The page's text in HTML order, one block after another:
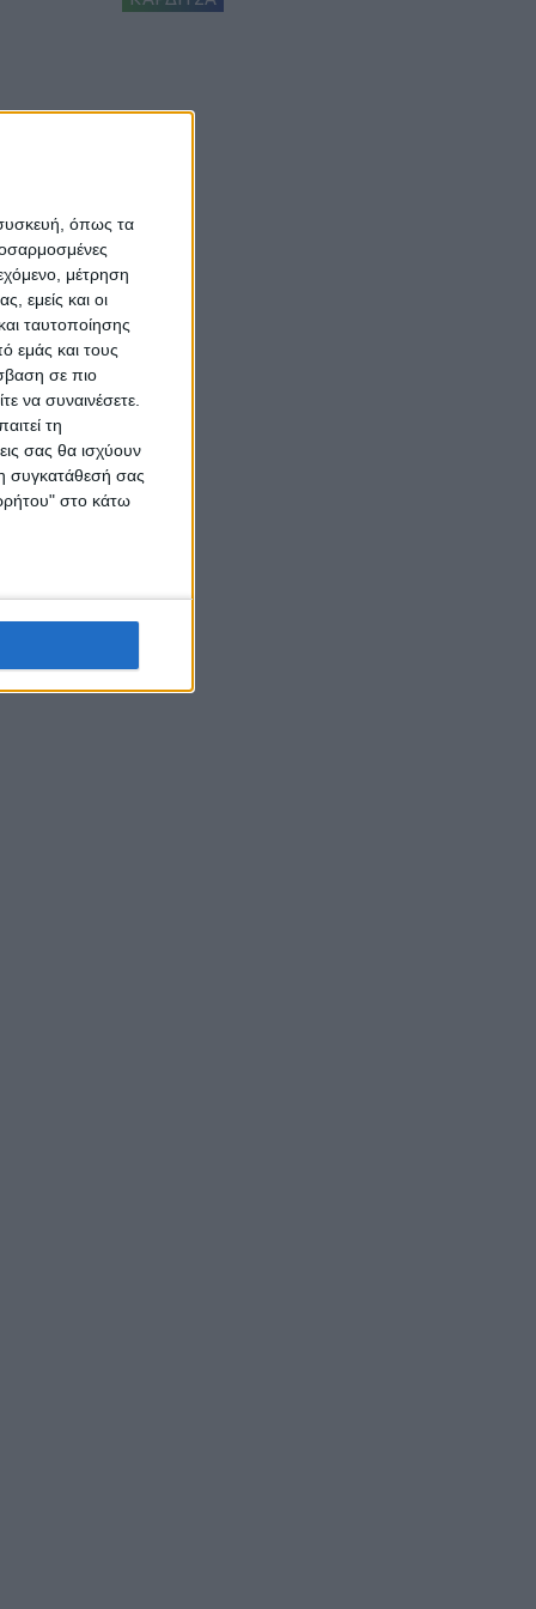
όπως τα
μέτρηση
εμείς και οι
ταυτοποίησης
εμάς και τους
σε πιο
να συναινέσετε.
τη
σας θα ισχύουν
συγκατάθεσή σας
στο κάτω